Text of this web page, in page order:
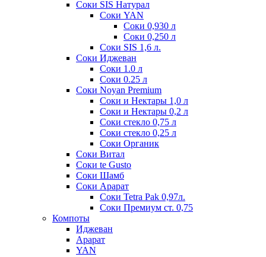
Соки SIS Натурал
Соки YAN
Соки 0,930 л
Соки 0,250 л
Соки SIS 1,6 л.
Соки Иджеван
Соки 1.0 л
Соки 0.25 л
Соки Noyan Premium
Соки и Нектары 1,0 л
Соки и Нектары 0,2 л
Соки стекло 0,75 л
Соки стекло 0,25 л
Соки Органик
Соки Витал
Соки te Gusto
Соки Шамб
Соки Арарат
Соки Tetra Pak 0,97л.
Соки Премиум ст. 0,75
Компоты
Иджеван
Арарат
YAN